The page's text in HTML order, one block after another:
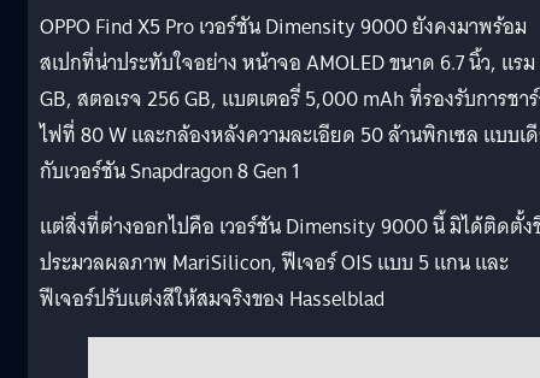
OPPO Find X5 Pro เวอร์ชัน Dimensity 9000 ยังคงมาพร้อม
สเปกที่น่าประทับใจอย่าง หน้าจอ AMOLED ขนาด 6.7 นิ้ว, แรม
GB, สตอเรจ 256 GB, แบตเตอรี่ 5,000 mAh ที่รองรับการชา
ไฟที่ 80 W และกล้องหลังความละเอียด 50 ล้านพิกเซล แบบเ
กับเวอร์ชัน Snapdragon 8 Gen 1
แต่สิ่งที่ต่างออกไปคือ เวอร์ชัน Dimensity 9000 นี้ มิได้ติดตั้
ประมวลผลภาพ MariSilicon, ฟีเจอร์ OIS แบบ 5 แกน และ
ฟีเจอร์ปรับแต่งสีให้สมจริงของ Hasselblad